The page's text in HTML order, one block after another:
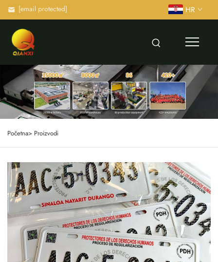
[email protected] HR
Početna> Proizvodi